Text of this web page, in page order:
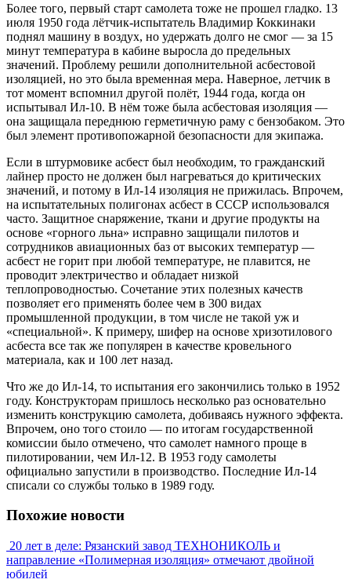
Более того, первый старт самолета тоже не прошел гладко. 13
июля 1950 года лётчик-испытатель Владимир Коккинаки
поднял машину в воздух, но удержать долго не смог — за 15
минут температура в кабине выросла до предельных
значений. Проблему решили дополнительной асбестовой
изоляцией, но это была временная мера. Наверное, летчик в
тот момент вспомнил другой полёт, 1944 года, когда он
испытывал Ил-10. В нём тоже была асбестовая изоляция —
она защищала переднюю герметичную раму с бензобаком. Это
был элемент противопожарной безопасности для экипажа.
Если в штурмовике асбест был необходим, то гражданский
лайнер просто не должен был нагреваться до критических
значений, и потому в Ил-14 изоляция не прижилась. Впрочем,
на испытательных полигонах асбест в СССР использовался
часто. Защитное снаряжение, ткани и другие продукты на
основе «горного льна» исправно защищали пилотов и
сотрудников авиационных баз от высоких температур —
асбест не горит при любой температуре, не плавится, не
проводит электричество и обладает низкой
теплопроводностью. Сочетание этих полезных качеств
позволяет его применять более чем в 300 видах
промышленной продукции, в том числе не такой уж и
«специальной». К примеру, шифер на основе хризотилового
асбеста все так же популярен в качестве кровельного
материала, как и 100 лет назад.
Что же до Ил-14, то испытания его закончились только в 1952
году. Конструкторам пришлось несколько раз основательно
изменить конструкцию самолета, добиваясь нужного эффекта.
Впрочем, оно того стоило — по итогам государственной
комиссии было отмечено, что самолет намного проще в
пилотировании, чем Ил-12. В 1953 году самолеты
официально запустили в производство. Последние Ил-14
списали со службы только в 1989 году.
Похожие новости
20 лет в деле: Рязанский завод ТЕХНОНИКОЛЬ и
направление «Полимерная изоляция» отмечают двойной
юбилей